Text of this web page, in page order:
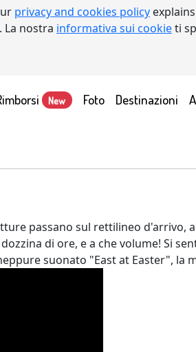
privacy and cookies policy
La nostra informativa sui cookieti
New Foto Destinazioni
passano sul rettilineo
di ore, e a che volume! Si
suonato "East at Easter", la